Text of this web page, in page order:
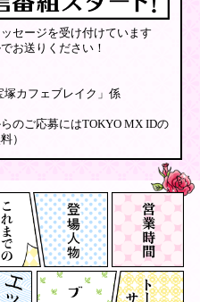
セージを受け付けています
お送りください！
カフェブレイク」係
のご応募にはTOKYO MX IDの
）